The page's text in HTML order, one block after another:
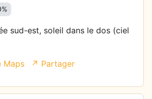
sud-est, soleil dans le dos (ciel
Maps ↗ Partager